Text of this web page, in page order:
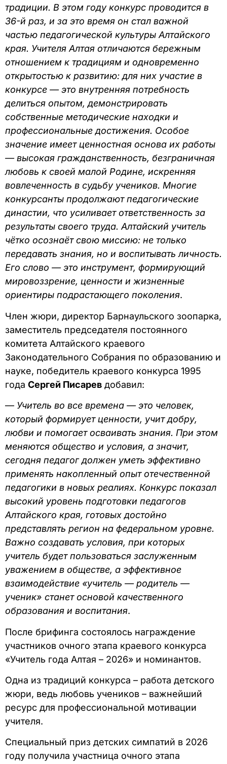
традиции. В этом году конкурс проводится в
36-й раз, и за это время он стал важной
частью педагогической культуры Алтайского
края. Учителя Алтая отличаются бережным
отношением к традициям и одновременно
открытостью к развитию: для них участие в
конкурсе — это внутренняя потребность
делиться опытом, демонстрировать
собственные методические находки и
профессиональные достижения. Особое
значение имеет ценностная основа их работы
— высокая гражданственность, безграничная
любовь к своей малой Родине, искренняя
вовлеченность в судьбу учеников. Многие
конкурсанты продолжают педагогические
династии, что усиливает ответственность за
результаты своего труда. Алтайский учитель
чётко осознаёт свою миссию: не только
передавать знания, но и воспитывать личность.
Его слово — это инструмент, формирующий
мировоззрение, ценности и жизненные
ориентиры подрастающего поколения.
Член жюри, директор Барнаульского зоопарка,
заместитель председателя постоянного
комитета Алтайского краевого
Законодательного Собрания по образованию и
науке, победитель краевого конкурса 1995
года Сергей Писарев добавил:
— Учитель во все времена — это человек,
который формирует ценности, учит добру,
любви и помогает осваивать знания. При этом
меняются общество и условия, а значит,
сегодня педагог должен уметь эффективно
применять накопленный опыт отечественной
педагогики в новых реалиях. Конкурс показал
высокий уровень подготовки педагогов
Алтайского края, готовых достойно
представлять регион на федеральном уровне.
Важно создавать условия, при которых
учитель будет пользоваться заслуженным
уважением в обществе, а эффективное
взаимодействие «учитель — родитель —
ученик» станет основой качественного
образования и воспитания.
После брифинга состоялось награждение
участников очного этапа краевого конкурса
«Учитель года Алтая – 2026» и номинантов.
Одна из традиций конкурса – работа детского
жюри, ведь любовь учеников – важнейший
ресурс для профессиональной мотивации
учителя.
Специальный приз детских симпатий в 2026
году получила участница очного этапа